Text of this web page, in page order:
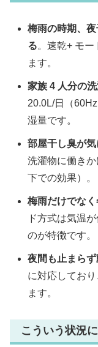
梅雨の時期、
る。速乾+ モー
ます。
家族 4 人分の
20.0L/日（
湿量です。
部屋干し臭が気
洗濯物に働き
下での効果）。
梅雨だけでな
ド方式は気温
のが特徴です。
夜間も止まら
に対応してお
ます。
こういう状況